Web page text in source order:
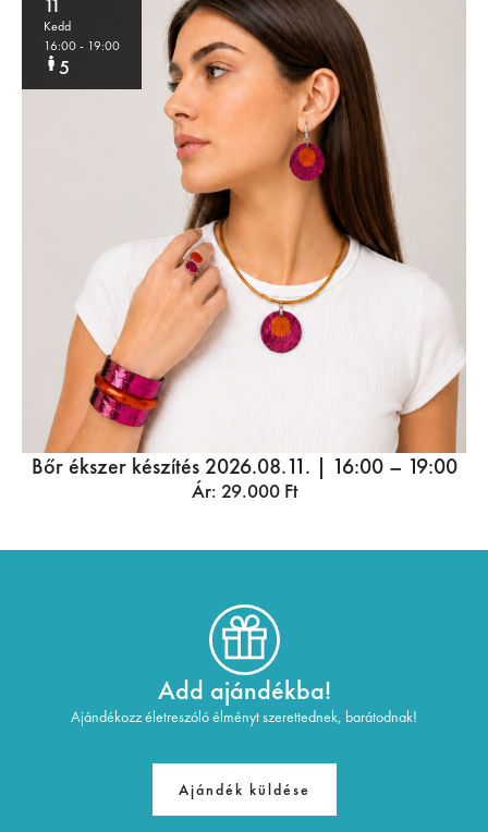
Kedd
16:00- 19:00
5
Bőr ékszer készítés 2026.08.11. | 16:00 – 19:00
Ár: 29.000 Ft
Add ajándékba!
Ajándékozz életreszóló élményt szerettednek, barátodnak!
Ajándék küldése